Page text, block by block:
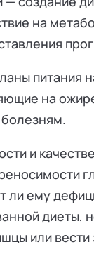
на
питания
на
и
ли ему
диеты,
или